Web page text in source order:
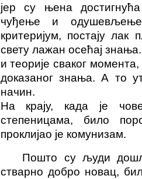
јер су њена
чуђење и
критеријум, постају
свету лажан осећај
и теорије сваког
доказаног знања. А то
начин.
На крају, када је
степеницама, било
проклијао је комунизам.
Пошто су људи
стварно добро новац,